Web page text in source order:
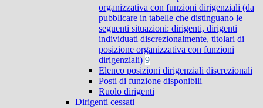
organizzativa con funzioni dirigenziali (da
pubblicare in tabelle che distinguano le
seguenti situazioni: dirigenti, dirigenti
individuati discrezionalmente, titolari di
posizione organizzativa con funzioni
dirigenziali) 9
Elenco posizioni dirigenziali discrezionali
Posti di funzione disponibili
Ruolo dirigenti
Dirigenti cessati